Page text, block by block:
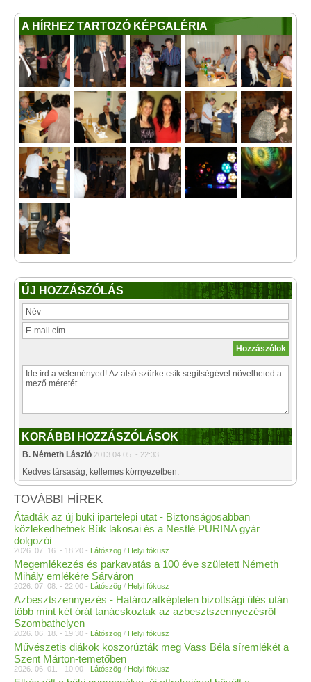
A HÍRHEZ TARTOZÓ KÉPGALÉRIA
ÚJ HOZZÁSZÓLÁS
KORÁBBI HOZZÁSZÓLÁSOK
B. Németh László 2013.04.05. - 22:33
Kedves társaság, kellemes környezetben.
TOVÁBBI HÍREK
Átadták az új büki ipartelepi utat - Biztonságosabban
közlekedhetnek Bük lakosai és a Nestlé PURINA gyár
dolgozói
2026. 07. 16. - 18:20 - Látószög / Helyi fókusz
Megemlékezés és parkavatás a 100 éve született Németh
Mihály emlékére Sárváron
2026. 07. 08. - 22:00 - Látószög / Helyi fókusz
Azbesztszennyezés - Határozatképtelen bizottsági ülés után
több mint két órát tanácskoztak az azbesztszennyezésről
Szombathelyen
2026. 06. 18. - 19:30 - Látószög / Helyi fókusz
Művészetis diákok koszorúzták meg Vass Béla síremlékét a
Szent Márton-temetőben
2026. 06. 01. - 10:00 - Látószög / Helyi fókusz